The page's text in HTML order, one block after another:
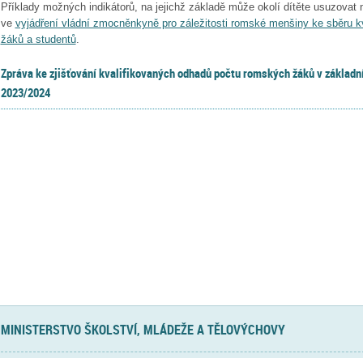
Příklady možných indikátorů, na jejichž základě může okolí dítěte usuzovat
ve vyjádření vládní zmocněnkyně pro záležitosti romské menšiny ke sběru
žáků a studentů.
Zpráva ke zjišťování kvalifikovaných odhadů počtu romských žáků v
2023/2024
MINISTERSTVO ŠKOLSTVÍ, MLÁDEŽE A TĚLOVÝCHOVY